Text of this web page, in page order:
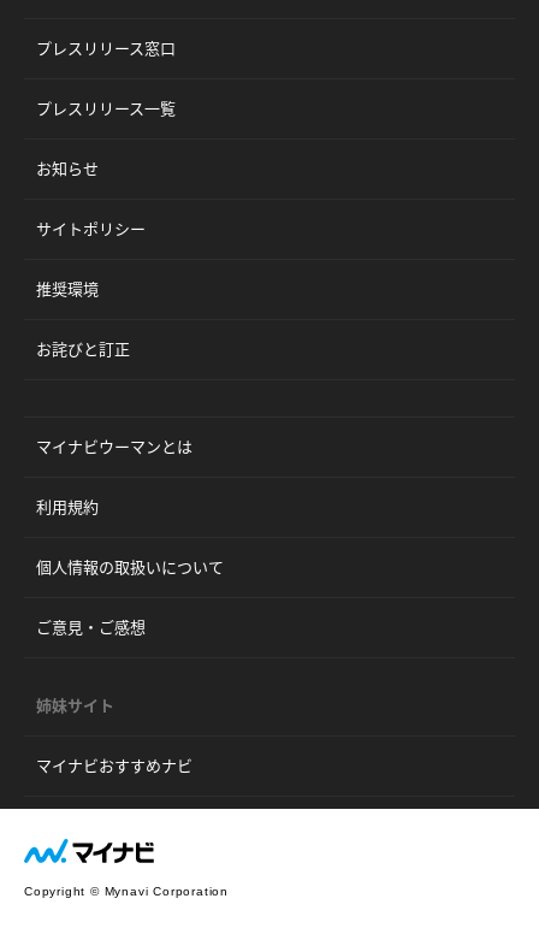
プレスリリース窓口
プレスリリース一覧
お知らせ
サイトポリシー
推奨環境
お詫びと訂正
マイナビウーマンとは
利用規約
個人情報の取扱いについて
ご意見・ご感想
姉妹サイト
マイナビおすすめナビ
Copyright © Mynavi Corporation